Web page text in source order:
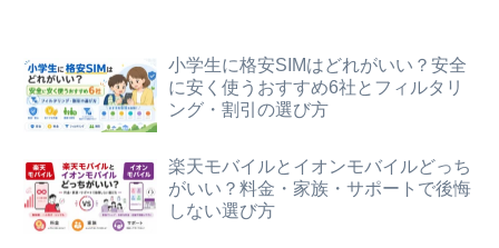
小学生に格安SIMはどれがいい？安全
に安く使うおすすめ6社とフィルタリ
ング・割引の選び方
楽天モバイルとイオンモバイルどっち
がいい？料金・家族・サポートで後悔
しない選び方